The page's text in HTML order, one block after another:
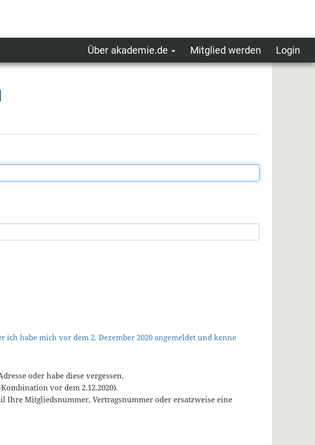
User
Über akademie.de Mitglied werden Login
habe mich vor dem 2. Dezember 2020 angemeldet und kenne
oder habe diese vergessen.
vor dem 2.12.2020).
Ihre Mitgliedsnummer, Vertragsnummer oder ersatzweise eine